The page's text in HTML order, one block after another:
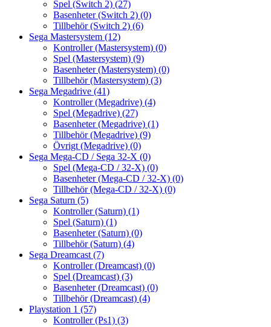
Spel (Switch 2) (27)
Basenheter (Switch 2) (0)
Tillbehör (Switch 2) (6)
Sega Mastersystem (12)
Kontroller (Mastersystem) (0)
Spel (Mastersystem) (9)
Basenheter (Mastersystem) (0)
Tillbehör (Mastersystem) (3)
Sega Megadrive (41)
Kontroller (Megadrive) (4)
Spel (Megadrive) (27)
Basenheter (Megadrive) (1)
Tillbehör (Megadrive) (9)
Övrigt (Megadrive) (0)
Sega Mega-CD / Sega 32-X (0)
Spel (Mega-CD / 32-X) (0)
Basenheter (Mega-CD / 32-X) (0)
Tillbehör (Mega-CD / 32-X) (0)
Sega Saturn (5)
Kontroller (Saturn) (1)
Spel (Saturn) (1)
Basenheter (Saturn) (0)
Tillbehör (Saturn) (4)
Sega Dreamcast (7)
Kontroller (Dreamcast) (0)
Spel (Dreamcast) (3)
Basenheter (Dreamcast) (0)
Tillbehör (Dreamcast) (4)
Playstation 1 (57)
Kontroller (Ps1) (3)